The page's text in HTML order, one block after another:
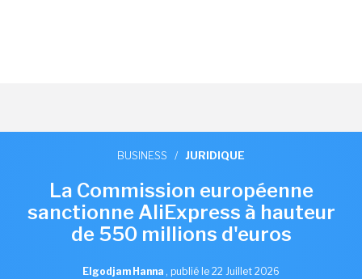
BUSINESS / JURIDIQUE
La Commission européenne
sanctionne AliExpress à hauteur
de 550 millions d'euros
Elgodjam Hanna , publié le 22 Juillet 2026